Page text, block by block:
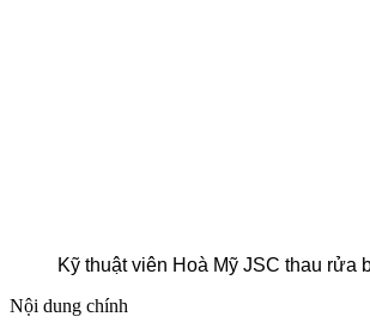
Kỹ thuật viên Hoà Mỹ JSC thau
Nội dung chính